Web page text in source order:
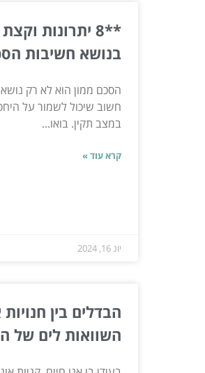
**8 יתרונות
בנושא חשיבות
הסכם ממון הוא לא רק
חשוב שיכול לשמור על
במצב תקין. בואו...
קרא עוד »
יונ 16, 2024
הבדלים בין חנויות
השוואות לים של